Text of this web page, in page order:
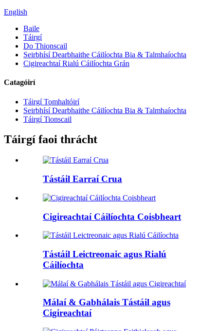
English
Baile
Táirgí
Do Thionscail
Seirbhísí Dearbhaithe Cáilíochta Bia & Talmhaíochta
Cigireachtaí Rialú Cáilíochta Grán
Catagóirí
Táirgí Tomhaltóirí
Seirbhísí Dearbhaithe Cáilíochta Bia & Talmhaíochta
Táirgí Tionscail
Táirgí faoi thrácht
Tástáil Earraí Crua
Cigireachtaí Cáilíochta Coisbheart
Tástáil Leictreonaic agus Rialú
Cáilíochta
Málaí & Gabhálais Tástáil agus
Cigireachtaí